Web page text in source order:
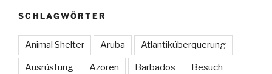
SCHLAGWÖRTER
Animal Shelter Aruba Atlantiküberquerung
Ausrüstung Azoren Barbados Besuch